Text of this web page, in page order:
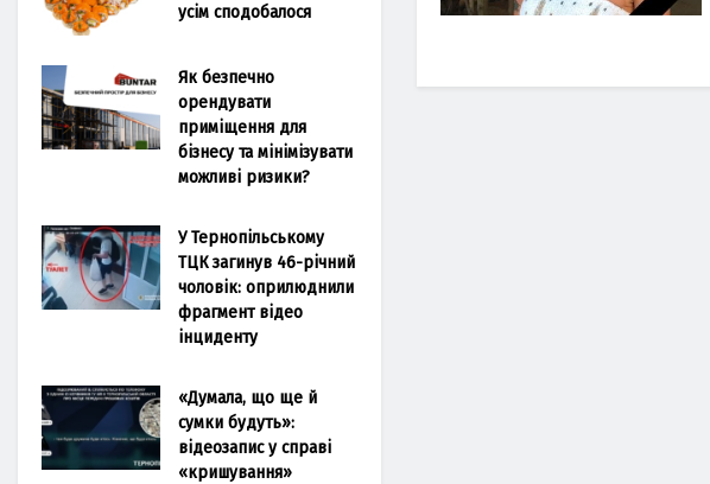
усім сподобалося
Як безпечно
орендувати
приміщення для
бізнесу та мінімізувати
можливі ризики?
У Тернопільському
ТЦК загинув 46-річний
чоловік: оприлюднили
фрагмент відео
інциденту
«Думала, що ще й
сумки будуть»:
відеозапис у справі
«кришування»